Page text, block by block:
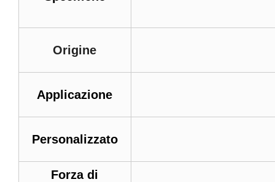
Origine
Applicazione
Personalizzato
Forza di